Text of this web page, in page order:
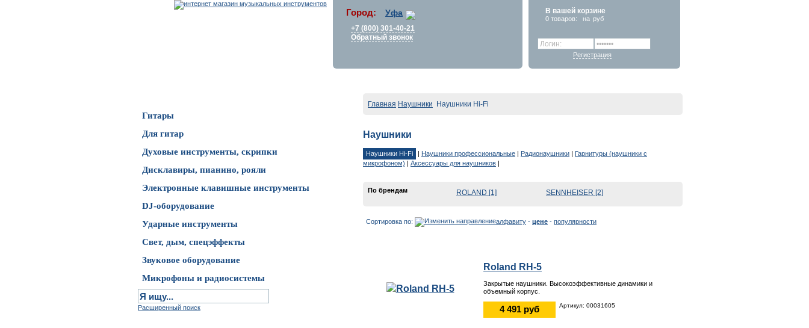
Город: Уфа
+7 (800) 301-40-21
Обратный звонок
В вашей корзине
0 товаров: на руб
Регистрация
Гитары
Для гитар
Духовые инструменты, скрипки
Дисклавиры, пианино, рояли
Электронные клавишные инструменты
DJ-оборудование
Ударные инструменты
Свет, дым, спецэффекты
Звуковое оборудование
Микрофоны и радиосистемы
Расширенный поиск
Главная Наушники Наушники Hi-Fi
Наушники
Наушники Hi-Fi | Наушники профессиональные | Радионаушники | Гарнитуры (наушники с
микрофоном) | Аксессуары для наушников |
По брендам ROLAND [1] SENNHEISER [2]
Сортировка по: алфавиту - цене - популярности
Roland RH-5
Закрытые наушники. Высокоэффективные динамики и
объемный корпус.
4 491 руб Артикул: 00031605